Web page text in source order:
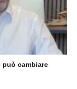
può cambiare